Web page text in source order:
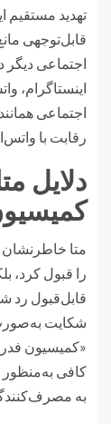
تهدید مستقیم
قابل‌توجهی
اجتماعی
اینستاگرام،
اجتماعی
رقابت با
دلایل
را قبول کرد،
قابل‌قبول رد
شکایت
«کمیسیون
کافی به‌منظور
به